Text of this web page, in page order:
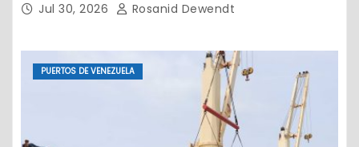
Jul 30, 2026 Rosanid Dewendt
PUERTOS DE VENEZUELA